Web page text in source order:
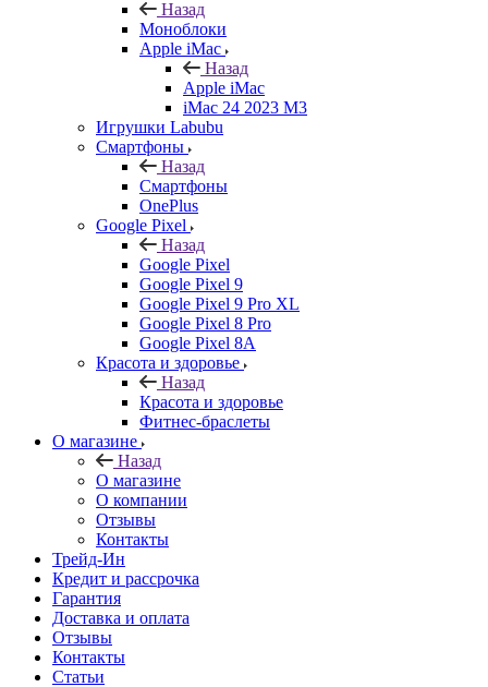
Назад
Моноблоки
Apple iMac
Назад
Apple iMac
iMac 24 2023 M3
Игрушки Labubu
Смартфоны
Назад
Смартфоны
OnePlus
Google Pixel
Назад
Google Pixel
Google Pixel 9
Google Pixel 9 Pro XL
Google Pixel 8 Pro
Google Pixel 8A
Красота и здоровье
Назад
Красота и здоровье
Фитнес-браслеты
О магазине
Назад
О магазине
О компании
Отзывы
Контакты
Трейд-Ин
Кредит и рассрочка
Гарантия
Доставка и оплата
Отзывы
Контакты
Статьи